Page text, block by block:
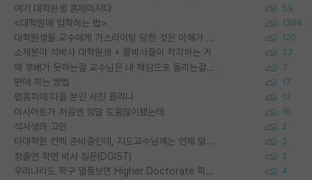
여기 대학원생 홈페이지다 59
<대학원에 입학하는 법> 1388
대학원생들 교수에게 가스라이팅 당한 것은 이해가 갑니다. 안타깝네요. 120
소재분야 석박사 대학원생 + 물박사들이 착각하는 거 77
왜 후배가 못하는걸 교수님은 내 책임으로 돌리는걸까요? 7
편애 하는 방법 17
랩홈피에 다들 본인 사진 올리냐 13
이사이트가 처음엔 정말 도움많이됐는데 16
석사생의 고민 2
타대학원 컨텍 준비중인데, 지도교수님께는 언제 말씀드려야 할까요? 2
정출연 학연 박사 질문(DGIST) 2
우리나라도 학구 열풍보면 Higher Doctorate 학위가 필요하다고 봅니다. 4